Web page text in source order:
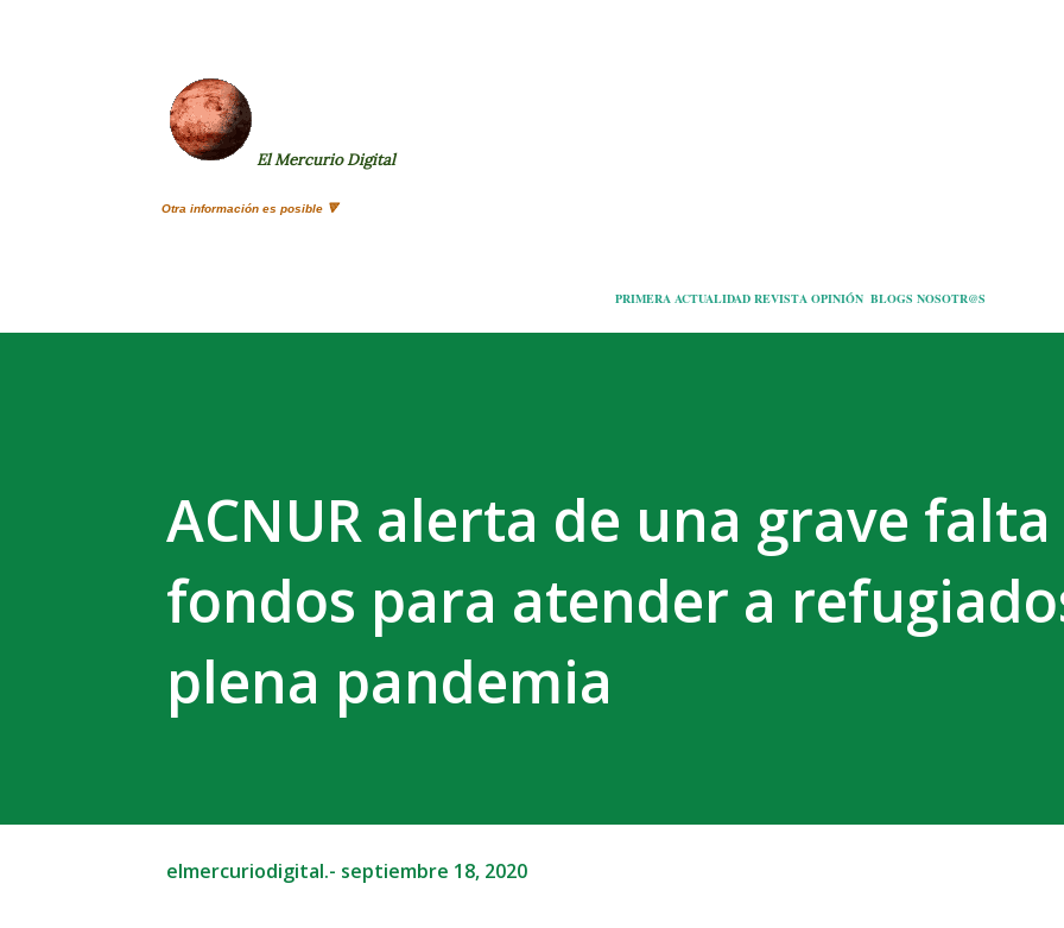
El Mercurio Digital
Otra información es posible 🔻
PRIMERA ACTUALIDAD REVISTA OPINIÓN BLOGS NOSOTR@S
ACNUR alerta de una grave
fondos para atender a
plena pandemia
elmercuriodigital.- septiembre 18, 2020